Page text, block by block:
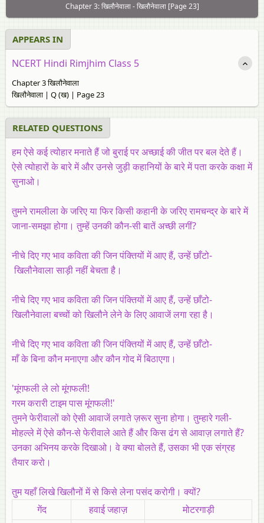
Chapter 3: खिलौनेवाला - खिलौनेवाला [Page 23]
APPEARS IN
NCERT Hindi Rimjhim Class 5
Chapter 3 खिलौनेवाला
खिलौनेवाला | Q (ख) | Page 23
RELATED QUESTIONS
हम ऐसे कई त्योहार मनाते हैं जो बुराई पर अच्छाई की जीत पर बल देते हैं।
ऐसे त्योहारों के बारे में और उनसे जुड़ी कहानियों के बारे में पता करके कक्षा में
सुनाओ।
तुमने रामलीला के जरिए या फिर किसी कहानी के जरिए रामचन्द्र के बारे में
जाना-समझा होगा। तुम्हें उनकी कौन-सी बातें अच्छी लगीं?
नीचे दिए गए भाव कविता की जिन पंक्तियों में आए हैं, उन्हें छाँटो-
खिलौनेवाला साड़ी नहीं बेचता है।
नीचे दिए गए भाव कविता की जिन पंक्तियों में आए हैं, उन्हें छाँटो-
खिलौनेवाला बच्चों को खिलौने लेने के लिए आवाजें लगा रहा है।
नीचे दिए गए भाव कविता की जिन पंक्तियों में आए हैं, उन्हें छाँटो-
माँ के बिना कौन मनाएगा और कौन गोद में बिठाएगा।
'मूंगफली ले लो मूंगफली!
गरम करारी टाइम पास मूंगफली!'
तुमने फेरीवालों को ऐसी आवाजें लगाते ज़रूर सुना होगा। तुम्हारे गली-
मोहल्ले में ऐसे कौन-से फेरीवाले आते हैं और किस ढंग से आवाज़ लगाते हैं?
उनका अभिनय करके दिखाओ। वे क्या बोलते हैं, उसका भी एक संग्रह
तैयार करो।
तुम यहाँ लिखे खिलौनों में से किसे लेना पसंद करोगी। क्यों?
गेंद
हवाई जहाज़
मोटरगाड़ी